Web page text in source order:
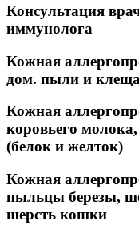
Консультация
иммунолога
Кожная
дом. пыли и
Кожная
коровьего
(белок и желток)
Кожная
пыльцы березы,
шерсть кошки